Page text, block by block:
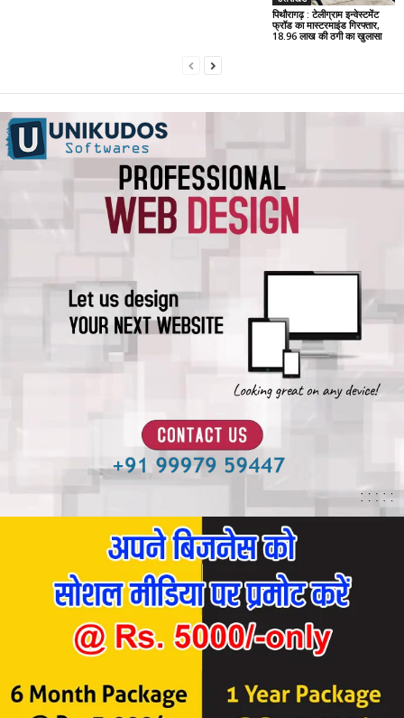
पिथौरागढ़ : टेलीग्राम इन्वेस्टमेंट
फ्रॉड का मास्टरमाइंड गिरफ्तार,
18.96 लाख की ठगी का खुलासा